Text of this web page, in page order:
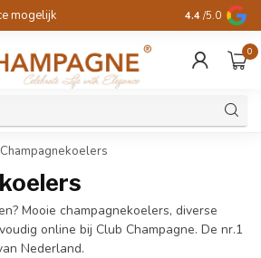
mogelijk Gratis
4.4 /5.0
0
Champagnekoelers
Mooie champagnekoelers, diverse
online bij Club Champagne. De nr.1
Nederland.